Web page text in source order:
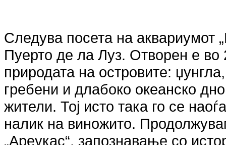
Следува посета на аквариумот
Пуерто де ла Луз. Отворен е во
природата на островите:
гребени и длабоко океанско
жители. Тој исто така го се
налик на виножито.
„Ареукас“, запознавање со